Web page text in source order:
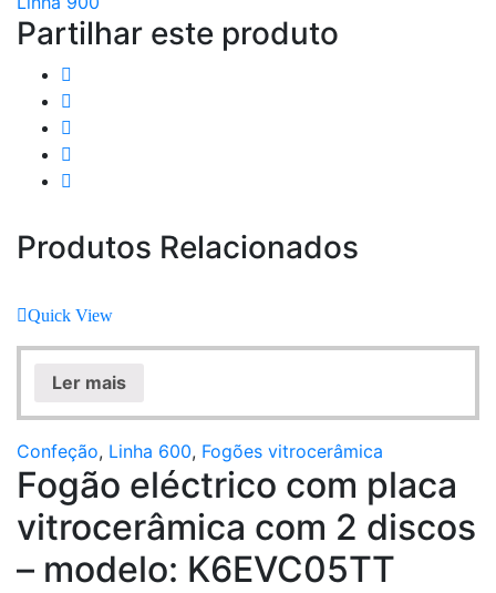
Partilhar este produto
Produtos Relacionados
Quick View
Ler mais
Confeção, Linha 600, Fogões vitrocerâmica
Fogão eléctrico com placa
vitrocerâmica com 2 discos
– modelo: K6EVC05TT